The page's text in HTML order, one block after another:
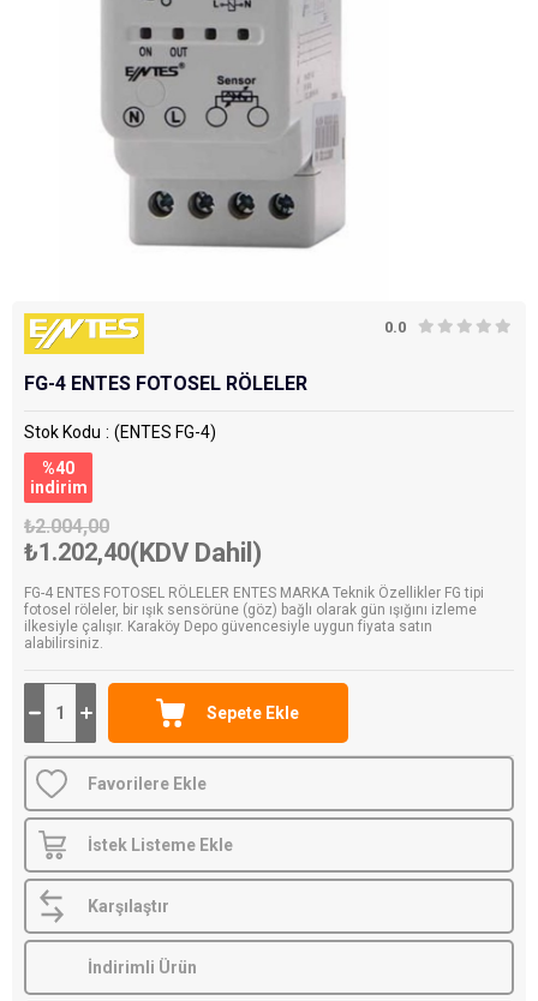
0.0
FG-4 ENTES FOTOSEL RÖLELER
Stok Kodu
(ENTES FG-4)
%40
i̇ndirim
₺2.004,00
₺1.202,40(KDV Dahil)
FG-4 ENTES FOTOSEL RÖLELER ENTES MARKA Teknik Özellikler FG tipi
fotosel röleler, bir ışık sensörüne (göz) bağlı olarak gün ışığını izleme
ilkesiyle çalışır. Karaköy Depo güvencesiyle uygun fiyata satın
alabilirsiniz.
Favorilere Ekle
İstek Listeme Ekle
Karşılaştır
İndirimli Ürün